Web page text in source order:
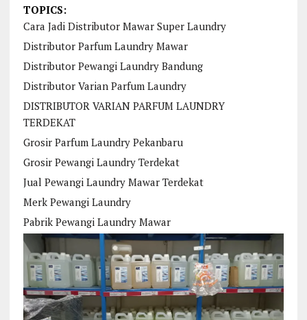
TOPICS:
Cara Jadi Distributor Mawar Super Laundry
Distributor Parfum Laundry Mawar
Distributor Pewangi Laundry Bandung
Distributor Varian Parfum Laundry
DISTRIBUTOR VARIAN PARFUM LAUNDRY
TERDEKAT
Grosir Parfum Laundry Pekanbaru
Grosir Pewangi Laundry Terdekat
Jual Pewangi Laundry Mawar Terdekat
Merk Pewangi Laundry
Pabrik Pewangi Laundry Mawar